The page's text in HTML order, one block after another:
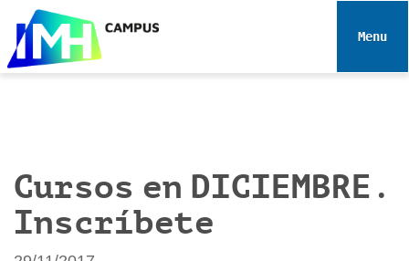
e
Toggle
Cursos en DICIEMBRE.
Inscríbete